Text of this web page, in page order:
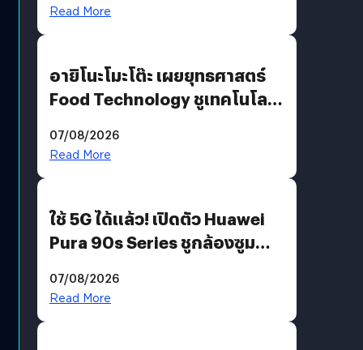
Read More
อายิโนะโมะโต๊ะ เผยยุทธศาสตร์
Food Technology ชูเทคโนโลยี
บริโภคและ B2B
07/08/2026
Read More
ใช้ 5G ได้แล้ว! เปิดตัว Huawei
Pura 90s Series ชูกล้องซูม
07/08/2026
Read More